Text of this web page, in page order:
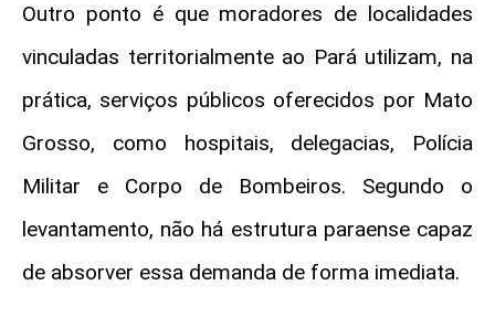
Outro ponto é que moradores de localidades
vinculadas territorialmente ao Pará utilizam, na
prática, serviços públicos oferecidos por Mato
Grosso, como hospitais, delegacias, Polícia
Militar e Corpo de Bombeiros. Segundo o
levantamento, não há estrutura paraense capaz
de absorver essa demanda de forma imediata.